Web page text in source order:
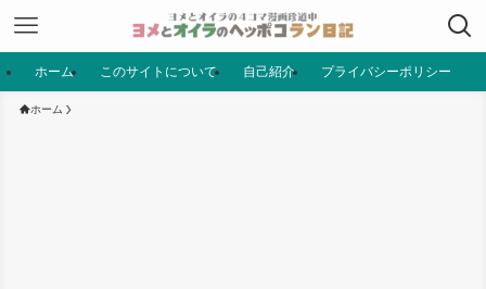
ホーム このサイトについて 自己紹介 プライバシーポリシー
ホーム